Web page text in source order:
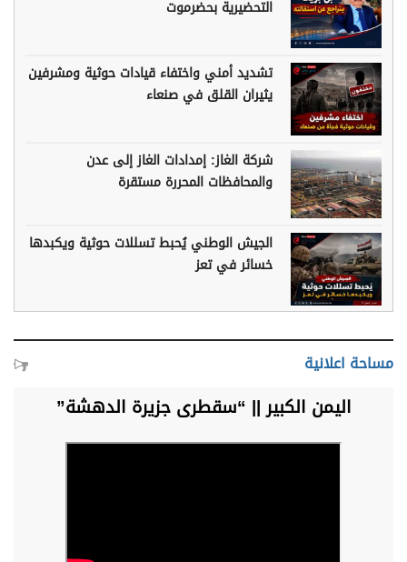
التحضيرية بحضرموت
تشديد أمني واختفاء قيادات حوثية ومشرفين
يثيران القلق في صنعاء
شركة الغاز: إمدادات الغاز إلى عدن
والمحافظات المحررة مستقرة
الجيش الوطني يُحبط تسللات حوثية ويكبدها
خسائر في تعز
مساحة اعلانية
اليمن الكبير || “سقطرى جزيرة الدهشة”